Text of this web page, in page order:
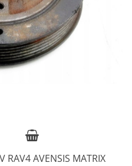
RAV4 AVENSIS MATRIX